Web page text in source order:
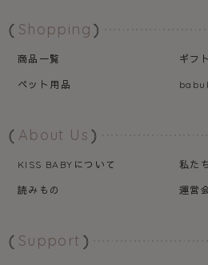
Shopping
商品一覧
ギフト
ペット用品
About Us
KISS BABY について
私た
読みもの
運営
Support